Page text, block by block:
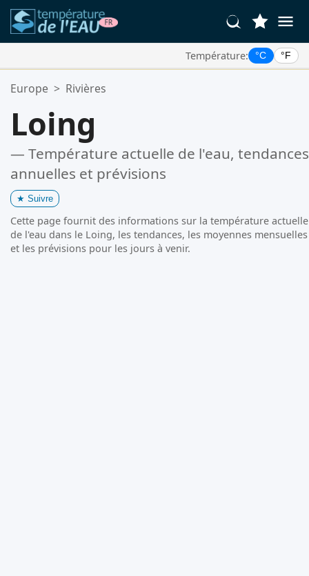
Température: °C °F
Vos Lieux Favoris:
Europe > Rivières
Loing
— Température actuelle de l'eau, tendances
annuelles et prévisions
★ Suivre
Cette page fournit des informations sur la température actuelle
de l'eau dans le Loing, les tendances, les moyennes mensuelles
et les prévisions pour les jours à venir.